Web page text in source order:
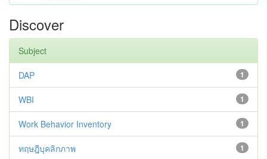
Discover
Subject
1
DAP
1
WBI
1
Work Behavior Inventory
1
ทฤษฎีบุคลิกภาพ